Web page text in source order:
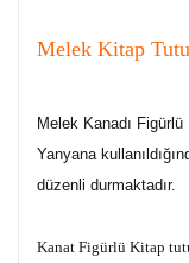
Melek Kitap
Melek Kanadı
Yanyana
düzenli durmaktadır.
Kanat Figürlü Kitap